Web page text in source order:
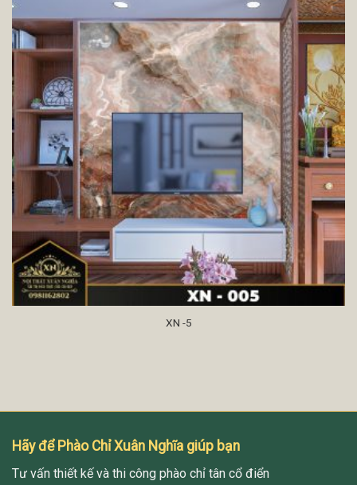
XN -5
Hãy để Phào Chỉ Xuân Nghĩa giúp bạn
Tư vấn thiết kế và thi công phào chỉ tân cổ điển